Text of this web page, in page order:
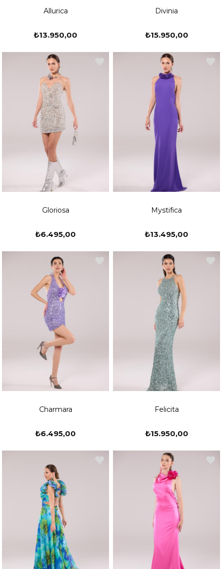
Allurica
₺13.950,00
Divinia
₺15.950,00
Gloriosa
₺6.495,00
Mystifica
₺13.495,00
Charmara
₺6.495,00
Felicita
₺15.950,00